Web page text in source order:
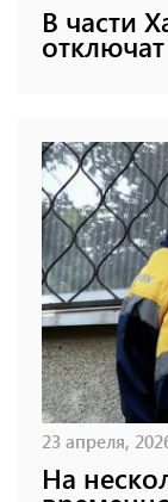
В части
отключат
23 апреля,
На